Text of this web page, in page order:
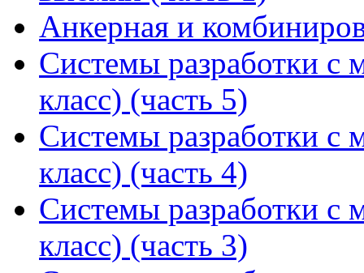
Анкерная и
Системы разработки с
класс) (часть 5)
Системы разработки с
класс) (часть 4)
Системы разработки с
класс) (часть 3)